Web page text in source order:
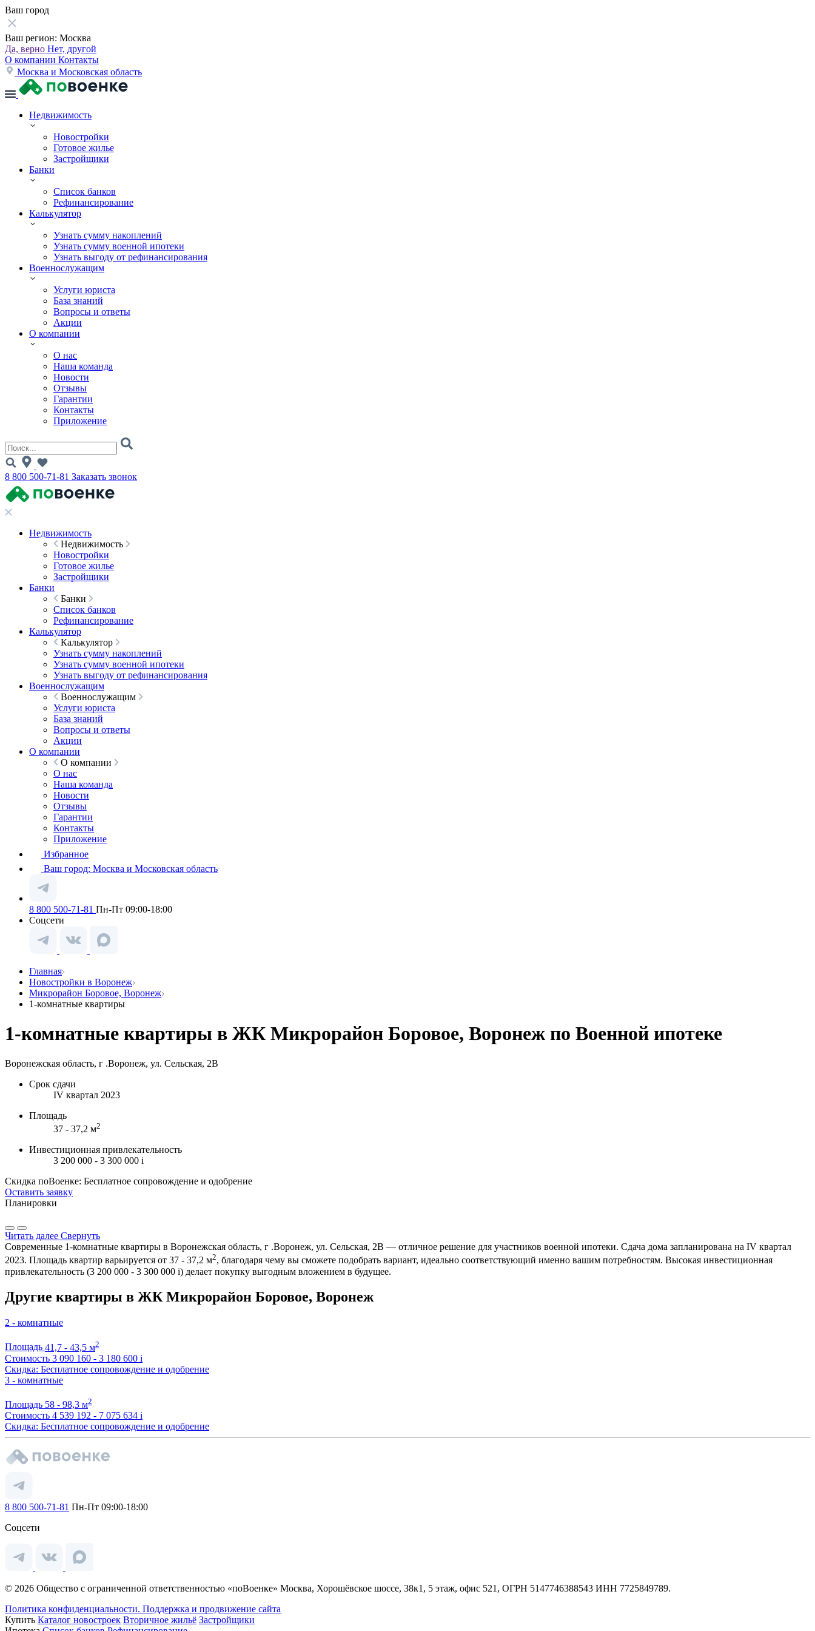
Ваш город
Ваш регион: Москва
Да, верно Нет, другой
О компании Контакты
Москва и Московская область
Недвижимость
Новостройки
Готовое жилье
Застройщики
Банки
Список банков
Рефинансирование
Калькулятор
Узнать сумму накоплений
Узнать сумму военной ипотеки
Узнать выгоду от рефинансирования
Военнослужащим
Услуги юриста
База знаний
Вопросы и ответы
Акции
О компании
О нас
Наша команда
Новости
Отзывы
Гарантии
Контакты
Приложение
8 800 500-71-81 Заказать звонок
Недвижимость
Недвижимость
Новостройки
Готовое жилье
Застройщики
Банки
Банки
Список банков
Рефинансирование
Калькулятор
Калькулятор
Узнать сумму накоплений
Узнать сумму военной ипотеки
Узнать выгоду от рефинансирования
Военнослужащим
Военнослужащим
Услуги юриста
База знаний
Вопросы и ответы
Акции
О компании
О компании
О нас
Наша команда
Новости
Отзывы
Гарантии
Контакты
Приложение
Избранное
Ваш город: Москва и Московская область
8 800 500-71-81 Пн-Пт 09:00-18:00
Соцсети
Главная
Новостройки в Воронеж
Микрорайон Боровое, Воронеж
1-комнатные квартиры
1-комнатные квартиры в ЖК Микрорайон Боровое, Воронеж по Военной ипотеке
Воронежская область, г .Воронеж, ул. Сельская, 2В
Срок сдачи
IV квартал 2023
Площадь
37 - 37,2 м2
Инвестиционная привлекательность
3 200 000 - 3 300 000 i
Скидка поВоенке: Бесплатное сопровождение и одобрение
Оставить заявку
Планировки
Читать далее Свернуть
Современные 1-комнатные квартиры в Воронежская область, г .Воронеж, ул. Сельская, 2В — отличное решение для участников военной ипотеки. Сдача дома запланирована на IV квартал
2023. Площадь квартир варьируется от 37 - 37,2 м2, благодаря чему вы сможете подобрать вариант, идеально соответствующий именно вашим потребностям. Высокая инвестиционная
привлекательность (3 200 000 - 3 300 000 i) делает покупку выгодным вложением в будущее.
Другие квартиры в ЖК Микрорайон Боровое, Воронеж
2 - комнатные
Площадь 41,7 - 43,5 м2
Стоимость 3 090 160 - 3 180 600 i
Скидка: Бесплатное сопровождение и одобрение
3 - комнатные
Площадь 58 - 98,3 м2
Стоимость 4 539 192 - 7 075 634 i
Скидка: Бесплатное сопровождение и одобрение
8 800 500-71-81 Пн-Пт 09:00-18:00
Соцсети
© 2026 Общество с ограниченной ответственностью «поВоенке» Москва, Хорошёвское шоссе, 38к1, 5 этаж, офис 521, ОГРН 5147746388543 ИНН 7725849789.
Политика конфиденциальности. Поддержка и продвижение сайта
Купить Каталог новостроек Вторичное жильё Застройщики